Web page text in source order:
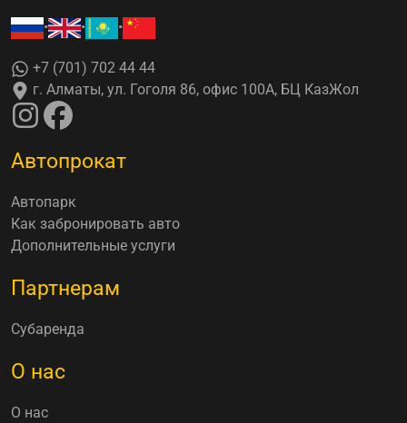
• • •
+7 (701) 702 44 44
г. Алматы, ул. Гоголя 86, офис 100А, БЦ КазЖол
Автопрокат
Автопарк
Как забронировать авто
Дополнительные услуги
Партнерам
Субаренда
О нас
О нас